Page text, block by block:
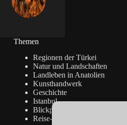
Themen
Regionen der Türkei
Natur und Landschaften
Landleben in Anatolien
Kunsthandwerk
Geschichte
Istanbul
Blickpunkte
Reise-Info